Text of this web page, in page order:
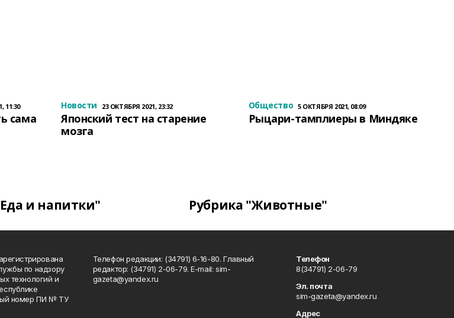
11:30
сама
Новости 23 ОКТЯБРЯ 2021, 23:32
Японский тест на старение
мозга
Общество 5 ОКТЯБРЯ 2021, 08:09
Рыцари-тамплиеры в Миндяке
и напитки" Рубрика "Животные"
по надзору
технологий и
номер ПИ № ТУ
Телефон редакции: (34791) 6-16-80. Главный
редактор: (34791) 2-06-79. Е-mаil: sim-
gazeta@yandex.ru
Телефон
8(34791) 2-06-79
Эл. почта
sim-gazeta@yandex.ru
Адрес